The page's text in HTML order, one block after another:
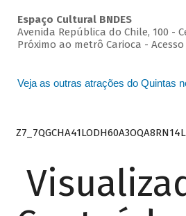
Espaço Cultural BNDES
Avenida República do Chile, 100 -
Próximo ao metrô Carioca - Acesso
Veja as outras atrações do Quintas